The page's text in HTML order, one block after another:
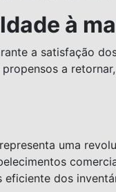
à
a satisfação
a
representa uma
eficiente dos